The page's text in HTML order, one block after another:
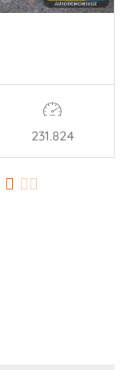
231.824